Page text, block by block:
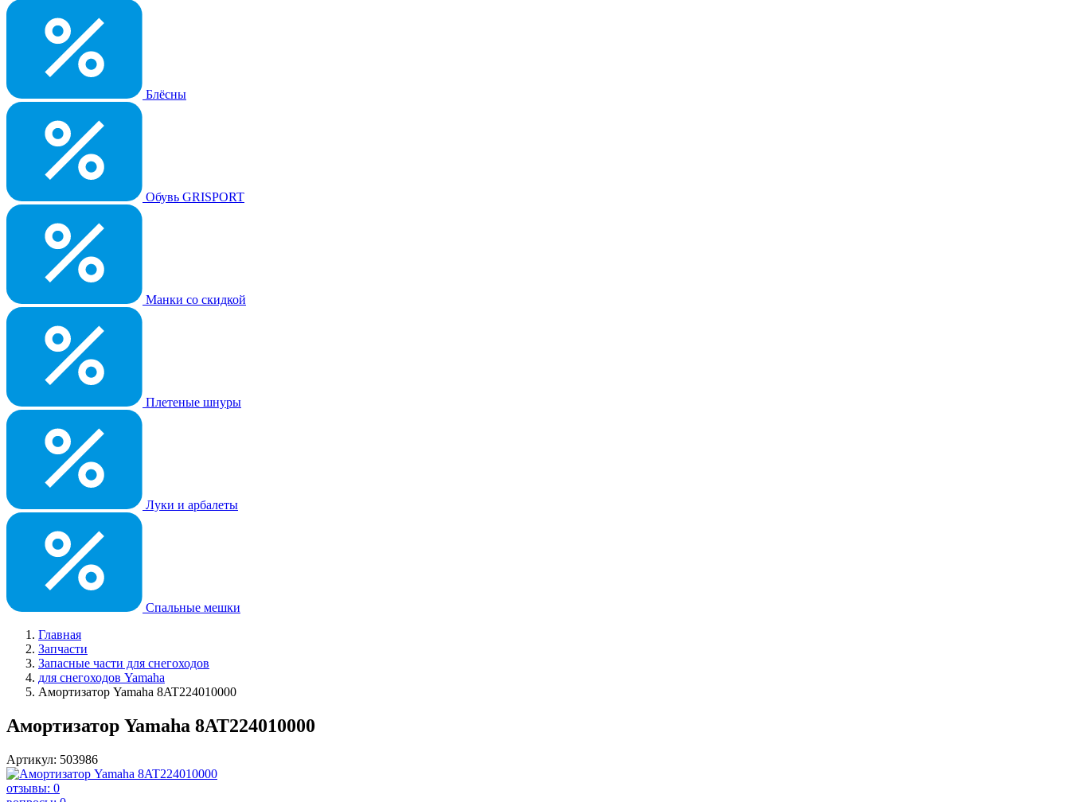
Блёсны
Обувь GRISPORT
Манки со скидкой
Плетеные шнуры
Луки и арбалеты
Спальные мешки
Главная
Запчасти
Запасные части для снегоходов
для снегоходов Yamaha
Амортизатор Yamaha 8AT224010000
Амортизатор Yamaha 8AT224010000
Артикул: 503986
отзывы: 0